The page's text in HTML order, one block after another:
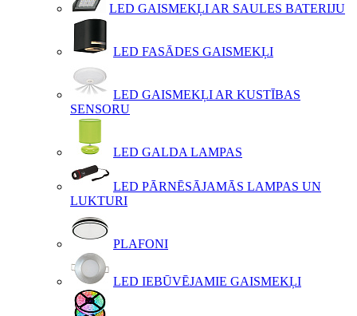
LED GAISMEKĻI AR SAULES BATERIJU
LED FASĀDES GAISMEKĻI
LED GAISMEKĻI AR KUSTĪBAS
SENSORU
LED GALDA LAMPAS
LED PĀRNĒSĀJAMĀS LAMPAS UN
LUKTURI
PLAFONI
LED IEBŪVĒJAMIE GAISMEKĻI